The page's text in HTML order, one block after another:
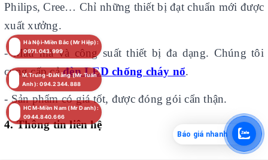
Philips, Cree… Chỉ những thiết bị đạt chuẩn mới được
xuất xưởng.
- Mẫu mã và công suất thiết bị đa dạng. Chúng tôi
cung cấp cảđèn LED chống cháy nổ.
- Sản phẩm có giá tốt, được đóng gói cẩn thận.
4. Thông tin liên hệ
HCM-Miền Nam (Mr Danh):
0944.840.666
Hà Nội-Miền Bắc (Mr Hiệp):
0971.043.999
M.Trung-ĐàNẵng (Mr Tuấn
Anh): 094.2344.888
Báo giá nhanh